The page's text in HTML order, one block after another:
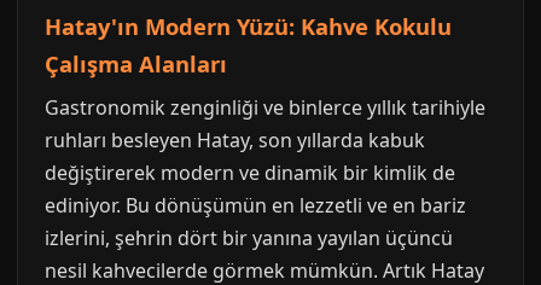
Hatay'ın Modern Yüzü: Kahve Kokulu
Çalışma Alanları
Gastronomik zenginliği ve binlerce yıllık tarihiyle
ruhları besleyen Hatay, son yıllarda kabuk
değiştirerek modern ve dinamik bir kimlik de
ediniyor. Bu dönüşümün en lezzetli ve en bariz
izlerini, şehrin dört bir yanına yayılan üçüncü
nesil kahvecilerde görmek mümkün. Artık Hatay